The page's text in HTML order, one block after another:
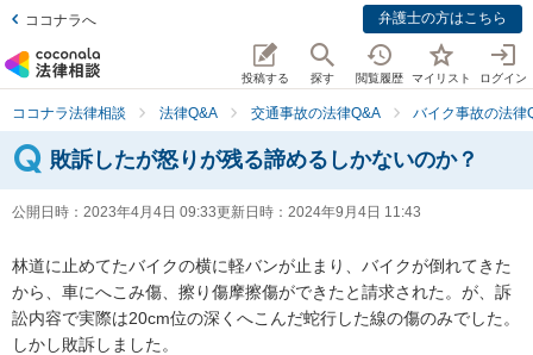
ココナラへ 弁護士の方はこちら
投稿する 探す 閲覧履歴 マイリスト ログイン
ココナラ法律相談 法律Q&A 交通事故の法律Q&A バイク事故の法律
敗訴したが怒りが残る諦めるしかないのか？
公開日時： 2023年4月4日 09:33更新日時： 2024年9月4日 11:43
林道に止めてたバイクの横に軽バンが止まり、バイクが倒れてきた
から、車にへこみ傷、擦り傷摩擦傷ができたと請求された。が、訴
訟内容で実際は20cm位の深くへこんだ蛇行した線の傷のみでした。
しかし敗訴しました。